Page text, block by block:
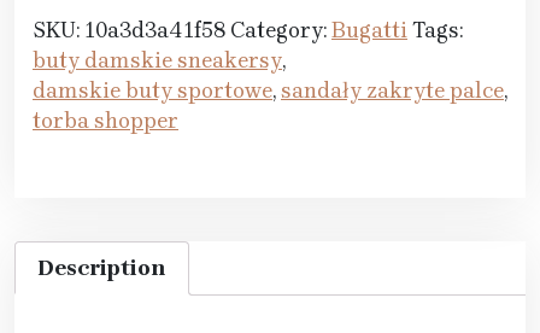
SKU: 10a3d3a41f58 Category:BugattiTags:
buty damskie sneakersy,
damskie buty sportowe,sandały zakryte palce,
torba shopper
Description